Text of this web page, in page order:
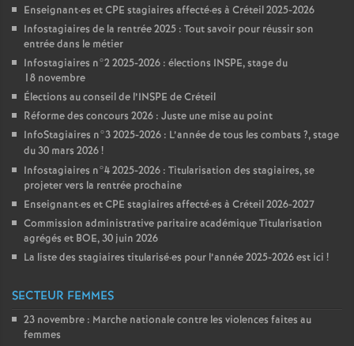
Enseignant·es etCPE stagiaires affecté·es à Créteil 2025-2026
Infostagiaires de la rentrée 2025 : Tout savoir pour réussir son
entrée dans le métier
Infostagiaires n°2 2025-2026 : élections INSPE, stage du
18 novembre
Élections au conseil de l’INSPE de Créteil
Réforme des concours 2026 : Juste une mise au point
InfoStagiaires n°3 2025-2026 : L’année de tous les combats ?, stage
du 30 mars 2026!
Infostagiaires n°4 2025-2026 : Titularisation des stagiaires, se
projeter vers la rentrée prochaine
Enseignant·es etCPE stagiaires affecté·es à Créteil 2026-2027
Commission administrative paritaire académique Titularisation
agrégés et BOE, 30 juin 2026
La liste des stagiaires titularisé·es pour l’année 2025-2026 est ici !
SECTEUR FEMMES
23 novembre : Marche nationale contre les violences faites au
femmes